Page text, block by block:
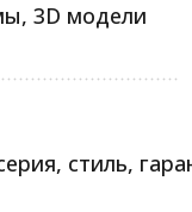
3D модели
стиль,